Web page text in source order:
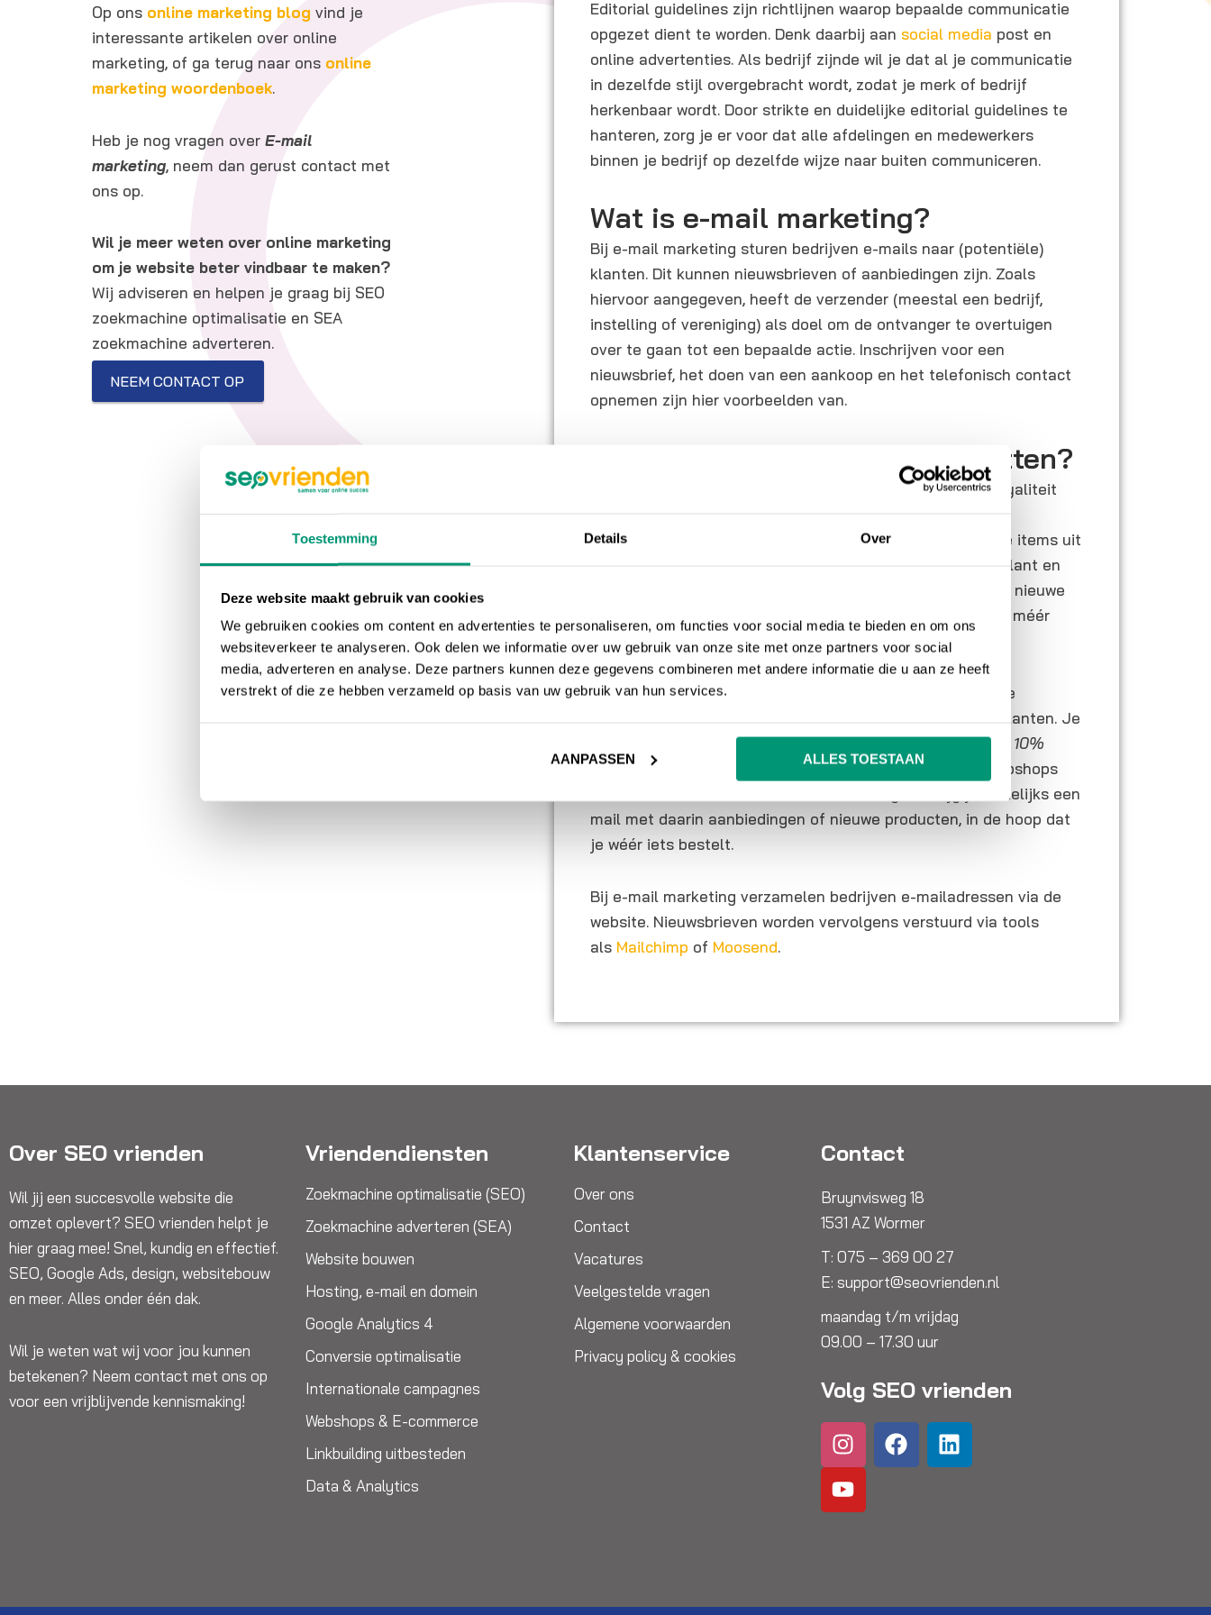
Toestemming Details Over
Deze website maakt gebruik van cookies
We gebruiken cookies om content en advertenties te personaliseren, om functies voor social media te bieden en om ons
websiteverkeer te analyseren. Ook delen we informatie over uw gebruik van onze site met onze partners voor social
media, adverteren en analyse. Deze partners kunnen deze gegevens combineren met andere informatie die u aan ze heeft
verstrekt of die ze hebben verzameld op basis van uw gebruik van hun services.
AANPASSEN ALLES TOESTAAN
Op ons online marketing blog vind je
interessante artikelen over online
marketing, of ga terug naar ons online
marketing woordenboek.
Heb je nog vragen over E-mail
marketing, neem dan gerust contact met
ons op.
Wil je meer weten over online marketing
om je website beter vindbaar te maken?
Wij adviseren en helpen je graag bij SEO
zoekmachine optimalisatie en SEA
zoekmachine adverteren.
NEEM CONTACT OP
Editorial guidelines zijn richtlijnen waarop bepaalde communicatie
opgezet dient te worden. Denk daarbij aan social media post en
online advertenties. Als bedrijf zijnde wil je dat al je communicatie
in dezelfde stijl overgebracht wordt, zodat je merk of bedrijf
herkenbaar wordt. Door strikte en duidelijke editorial guidelines te
hanteren, zorg je er voor dat alle afdelingen en medewerkers
binnen je bedrijf op dezelfde wijze naar buiten communiceren.
Wat is e-mail marketing?
Bij e-mail marketing sturen bedrijven e-mails naar (potentiële)
klanten. Dit kunnen nieuwsbrieven of aanbiedingen zijn. Zoals
hiervoor aangegeven, heeft de verzender (meestal een bedrijf,
instelling of vereniging) als doel om de ontvanger te overtuigen
over te gaan tot een bepaalde actie. Inschrijven voor een
nieuwsbrief, het doen van een aankoop en het telefonisch contact
opnemen zijn hier voorbeelden van.
Waarom e-mail marketing inzetten?
E-mail marketing is met name goed in te zetten om de loyaliteit
kledingwinkel welke zijn klanten mailt in de hoop dat deze items uit
de nieuwe collectie of sale bestellen. De ontvanger is al klant en
dus geïnteresseerd in de producten. Door aanbiedingen of nieuwe
collecties kenbaar te maken, hopen bedrijven dat klanten méér
gaan bestellen.
Je kunt e-mail marketing ook inzetten om nieuwe
te
verzamelen of juist meer te verkopen aan je bestaande klanten. Je
“Schrijf je in voor de nieuwbrief en ontvang 10%
korting op je eerste aankoop!”. Op deze manier hopen webshops
nieuwe klanten aan zich te binden. Vervolgens krijg je wekelijks een
mail met daarin aanbiedingen of nieuwe producten, in de hoop dat
je wéér iets bestelt.
Bij e-mail marketing verzamelen bedrijven e-mailadressen via de
website. Nieuwsbrieven worden vervolgens verstuurd via tools
als Mailchimp of Moosend.
Over SEO vrienden
Wil jij een succesvolle website die
omzet oplevert? SEO vrienden helpt je
hier graag mee! Snel, kundig en effectief.
SEO, Google Ads, design, websitebouw
en meer. Alles onder één dak.
Wil je weten wat wij voor jou kunnen
betekenen? Neem contact met ons op
voor een vrijblijvende kennismaking!
Vriendendiensten
Zoekmachine optimalisatie (SEO)
Zoekmachine adverteren (SEA)
Website bouwen
Hosting, e-mail en domein
Google Analytics 4
Conversie optimalisatie
Internationale campagnes
Webshops & E-commerce
Linkbuilding uitbesteden
Data & Analytics
Klantenservice
Over ons
Contact
Vacatures
Veelgestelde vragen
Algemene voorwaarden
Privacy policy & cookies
Contact
Bruynvisweg 18
1531 AZ Wormer
T: 075 – 369 00 27
E: support@seovrienden.nl
maandag t/m vrijdag
09.00 – 17.30 uur
Volg SEO vrienden
I
n
s
t
F
a
L
i
Y
o
u
t